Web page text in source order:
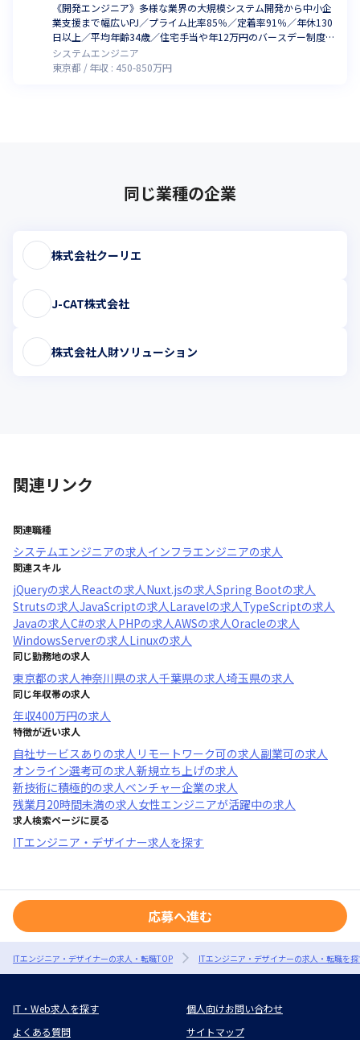
《開発エンジニア》多様な業界の大規模システム開発から中小企
業支援まで幅広いPJ／プライム比率85％／定着率91％／年休130
日以上／平均年齢34歳／住宅手当や年12万円のバースデー制度な
ど
システムエンジニア
東京都
年収 : 450-850万円
同じ業種の企業
株式会社クーリエ
J-CAT株式会社
株式会社人財ソリューション
関連リンク
関連職種
システムエンジニアの求人インフラエンジニアの求人
関連スキル
jQueryの求人Reactの求人Nuxt.jsの求人Spring Bootの求人
Strutsの求人JavaScriptの求人Laravelの求人TypeScriptの求人
Javaの求人C#の求人PHPの求人AWSの求人Oracleの求人
WindowsServerの求人Linuxの求人
同じ勤務地の求人
東京都の求人神奈川県の求人千葉県の求人埼玉県の求人
同じ年収帯の求人
年収400万円の求人
特徴が近い求人
自社サービスあり の求人 リモートワーク可の求人副業可の求人
オンライン選考可の求人新規立ち上げの求人
新技術に積極的の求人ベンチャー企業の求人
残業月20時間未満の求人女性エンジニアが活躍中の求人
求人検索ページに戻る
ITエンジニア・デザイナー求人を探す
応募へ進む
ITエンジニア・デザイナーの求人・転職TOP ITエンジニア・デザイナーの求人・転職を
IT・Web求人を探す
個人向けお問い合わせ
よくある質問
サイトマップ